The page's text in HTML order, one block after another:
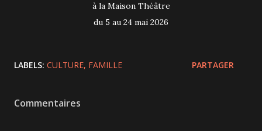
à la Maison Théâtre
du 5 au 24 mai 2026
LABELS: CULTURE FAMILLE PARTAGER
Commentaires